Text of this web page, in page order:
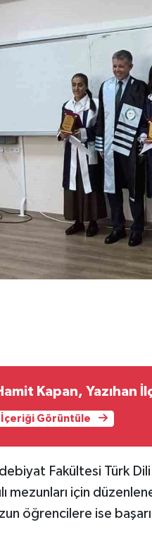
Kapan, Yazıhan
İçeriği Görüntüle
Fakültesi Türk
mezunları için
öğrencilere ise